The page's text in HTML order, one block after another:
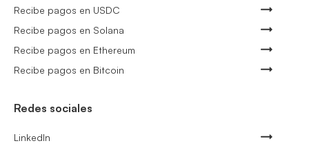
Recibe pagos en USDC
Recibe pagos en Solana
Recibe pagos en Ethereum
Recibe pagos en Bitcoin
Redes sociales
LinkedIn